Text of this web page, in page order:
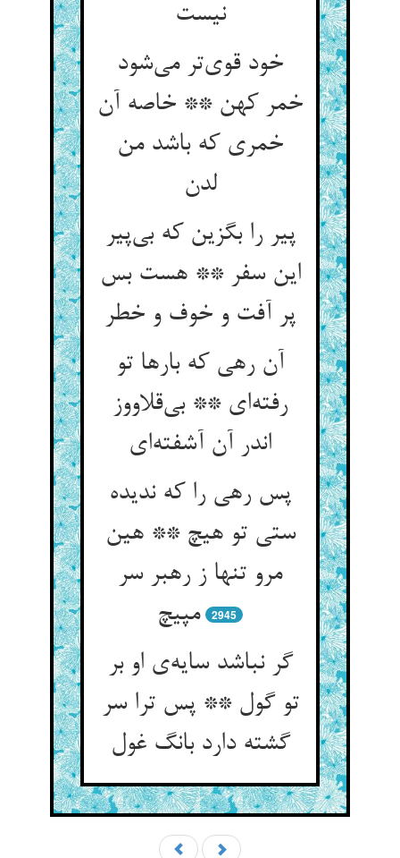
نیست‌‌
خود قوی‌‌تر می‌‌شود
خمر کهن ** خاصه آن
خمری که باشد من
لدن‌‌
پیر را بگزین که بی‌‌پیر
این سفر ** هست بس
پر آفت و خوف و خطر
آن رهی که بارها تو
رفته‌‌ای ** بی‌‌قلاووز
پس رهی را که ندیده
ستی تو هیچ ** هین
مرو تنها ز رهبر سر
2945
گر نباشد سایه‌‌ی او بر
تو گول ** پس ترا سر
گشته دارد بانگ غول‌‌